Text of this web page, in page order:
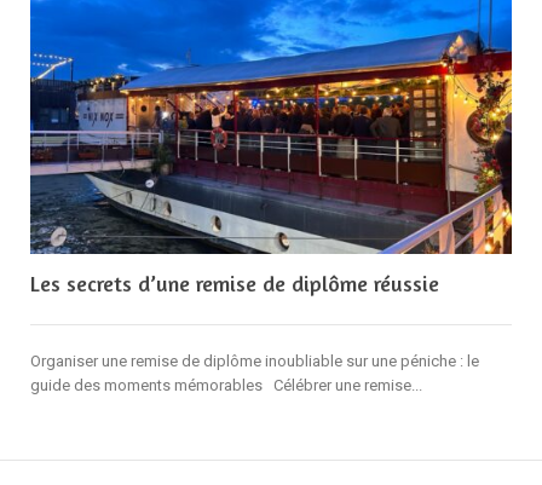
Les secrets d’une remise de diplôme réussie
Organiser une remise de diplôme inoubliable sur une péniche : le
guide des moments mémorables Célébrer une remise...